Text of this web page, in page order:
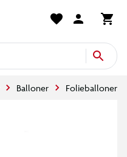
Balloner Folieballoner